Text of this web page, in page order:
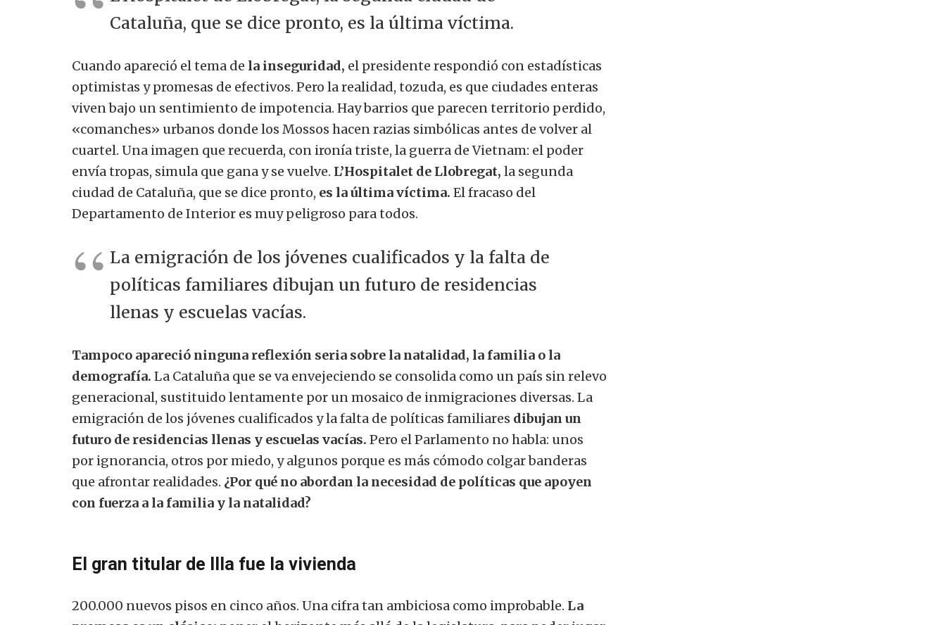
Cataluña, que se dice pronto, es la última víctima.
Cuando apareció el tema de la inseguridad, el presidente respondió con estadísticas
optimistas y promesas de efectivos. Pero la realidad, tozuda, es que ciudades enteras
viven bajo un sentimiento de impotencia. Hay barrios que parecen territorio perdido,
«comanches» urbanos donde los Mossos hacen razias simbólicas antes de volver al
cuartel. Una imagen que recuerda, con ironía triste, la guerra de Vietnam: el poder
envía tropas, simula que gana y se vuelve. L’Hospitalet de Llobregat, la segunda
ciudad de Cataluña, que se dice pronto, es la última víctima. El fracaso del
Departamento de Interior es muy peligroso para todos.
La emigración de los jóvenes cualificados y la falta de
políticas familiares dibujan un futuro de residencias
llenas y escuelas vacías.
Tampoco apareció ninguna reflexión seria sobre la natalidad, la familia o la
demografía. La Cataluña que se va envejeciendo se consolida como un país sin relevo
generacional, sustituido lentamente por un mosaico de inmigraciones diversas. La
emigración de los jóvenes cualificados y la falta de políticas familiares dibujan un
futuro de residencias llenas y escuelas vacías. Pero el Parlamento no habla: unos
por ignorancia, otros por miedo, y algunos porque es más cómodo colgar banderas
que afrontar realidades. ¿Por qué no abordan la necesidad de políticas que apoyen
con fuerza a la familia y la natalidad?
El gran titular de Illa fue la vivienda
200.000 nuevos pisos en cinco años. Una cifra tan ambiciosa como improbable. La